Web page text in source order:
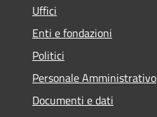
Uffici
Enti e fondazioni
Politici
Personale Amministrativo
Documenti e dati